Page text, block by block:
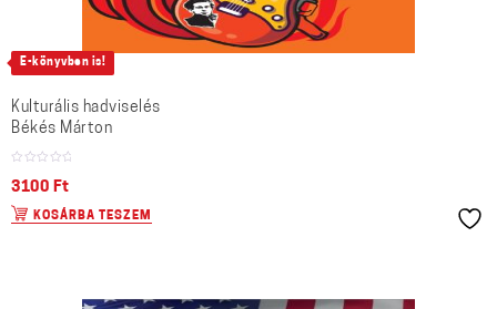
E-könyvben is!
Kulturális hadviselés
Békés Márton
3100 Ft
KOSÁRBA TESZEM